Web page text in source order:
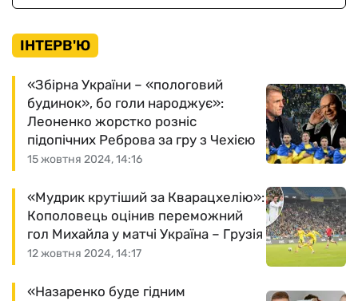
ІНТЕРВ'Ю
15 жовтня 2024, 14:16
«Збірна України – «пологовий
будинок», бо голи народжує»:
Леоненко жорстко розніс
підопічних Реброва за гру з Чехією
12 жовтня 2024, 14:17
«Мудрик крутіший за Кварацхелію»:
Кополовець оцінив переможний
гол Михайла у матчі Україна – Грузія
«Назаренко буде гідним